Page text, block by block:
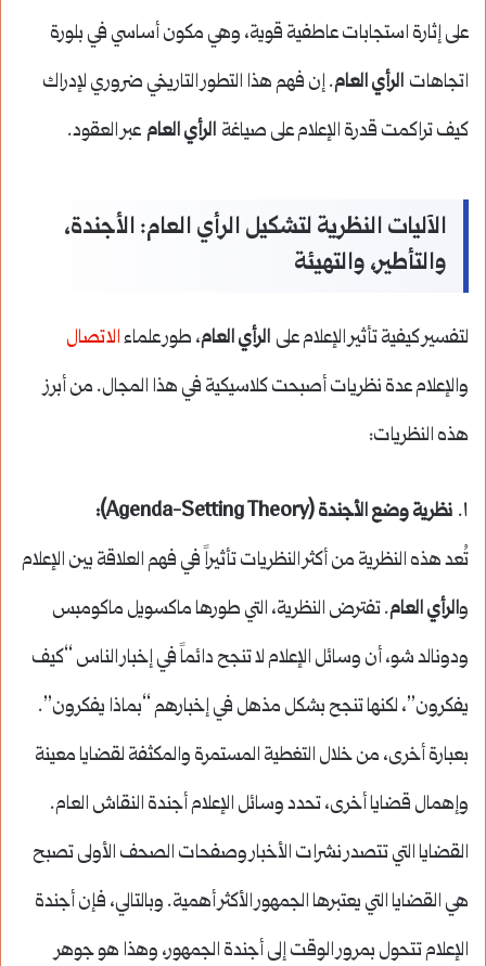
على إثارة استجابات عاطفية قوية، وهي مكون أساسي في بلورة
اتجاهات الرأي العام. إن فهم هذا التطور التاريخي ضروري لإدراك
كيف تراكمت قدرة الإعلام على صياغة الرأي العام عبر العقود.
الآليات النظرية لتشكيل الرأي العام: الأجندة،
والتأطير، والتهيئة
لتفسير كيفية تأثير الإعلام على الرأي العام، طور علماءالاتصال
والإعلام عدة نظريات أصبحت كلاسيكية في هذا المجال. من أبرز
هذه النظريات:
١. نظرية وضع الأجندة (Agenda-Setting Theory):
تُعد هذه النظرية من أكثر النظريات تأثيراً في فهم العلاقة بين الإعلام
والرأي العام. تفترض النظرية، التي طورها ماكسويل ماكومبس
ودونالد شو، أن وسائل الإعلام لا تنجح دائماً في إخبار الناس “كيف
يفكرون”، لكنها تنجح بشكل مذهل في إخبارهم “بماذا يفكرون”.
بعبارة أخرى، من خلال التغطية المستمرة والمكثفة لقضايا معينة
وإهمال قضايا أخرى، تحدد وسائل الإعلام أجندة النقاش العام.
القضايا التي تتصدر نشرات الأخبار وصفحات الصحف الأولى تصبح
هي القضايا التي يعتبرها الجمهور الأكثر أهمية. وبالتالي، فإن أجندة
الإعلام تتحول بمرور الوقت إلى أجندة الجمهور، وهذا هو جوهر